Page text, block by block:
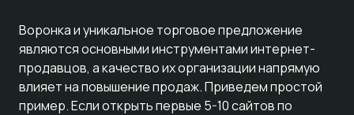
Воронка и уникальное торговое предложение
являются основными инструментами интернет-
продавцов, а качество их организации напрямую
влияет на повышение продаж. Приведем простой
пример. Если открыть первые 5-10 сайтов по